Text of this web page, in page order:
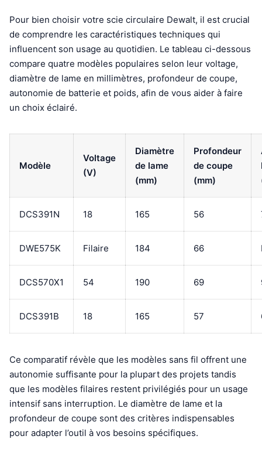
Pour bien choisir votre scie circulaire Dewalt, il est crucial
de comprendre les caractéristiques techniques qui
influencent son usage au quotidien. Le tableau ci-dessous
compare quatre modèles populaires selon leur voltage,
diamètre de lame en millimètres, profondeur de coupe,
autonomie de batterie et poids, afin de vous aider à faire
un choix éclairé.
Modèle
Voltage
(V)
Diamètre
de lame
(mm)
Profondeur
de coupe
(mm)
DCS391N 18 165 56
DWE575K Filaire 184 66
DCS570X1 54 190 69
DCS391B 18 165 57
Ce comparatif révèle que les modèles sans fil offrent une
autonomie suffisante pour la plupart des projets tandis
que les modèles filaires restent privilégiés pour un usage
intensif sans interruption. Le diamètre de lame et la
profondeur de coupe sont des critères indispensables
pour adapter l’outil à vos besoins spécifiques.